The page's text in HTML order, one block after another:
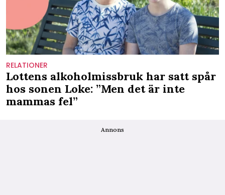
RELATIONER
Lottens alkoholmissbruk har satt spår
hos sonen Loke: ”Men det är inte
mammas fel”
Annons